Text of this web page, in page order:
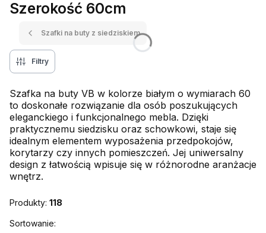
Szerokość 60cm
Szafki na buty z siedziskiem
Filtry
Szafka na buty VB w kolorze białym o wymiarach 60
to doskonałe rozwiązanie dla osób poszukujących
eleganckiego i funkcjonalnego mebla. Dzięki
praktycznemu siedzisku oraz schowkowi, staje się
idealnym elementem wyposażenia przedpokojów,
korytarzy czy innych pomieszczeń. Jej uniwersalny
design z łatwością wpisuje się w różnorodne aranżacje
wnętrz.
Produkty: 118
Lista produktów
Sortowanie: